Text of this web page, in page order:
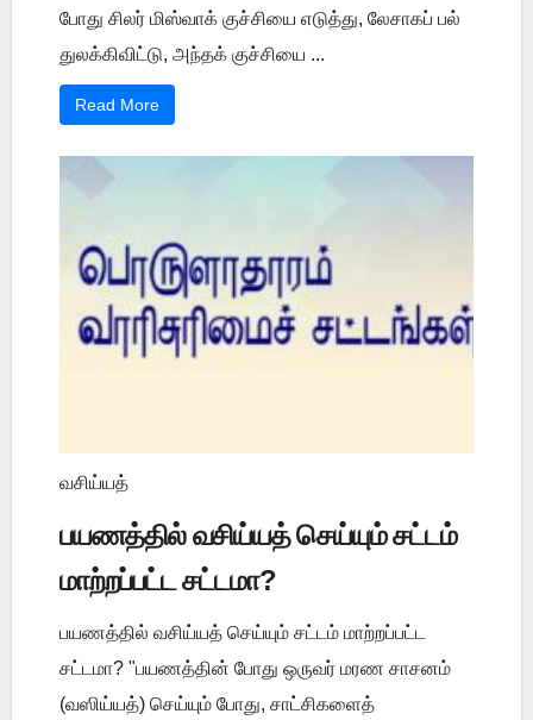
போது சிலர் மிஸ்வாக் குச்சியை எடுத்து, லேசாகப் பல்
துலக்கிவிட்டு, அந்தக் குச்சியை ...
Read More
வசிய்யத்
பயணத்தில் வசிய்யத் செய்யும் சட்டம்
மாற்றப்பட்ட சட்டமா?
பயணத்தில் வசிய்யத் செய்யும் சட்டம் மாற்றப்பட்ட
சட்டமா? "பயணத்தின் போது ஒருவர் மரண சாசனம்
(வஸிய்யத்) செய்யும் போது, சாட்சிகளைத்